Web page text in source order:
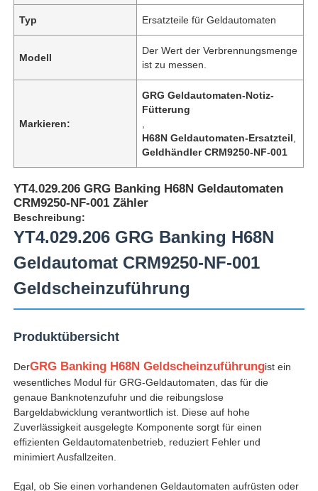
Typ Ersatzteile für Geldautomaten
Modell
Der Wert der Verbrennungsmenge
ist zu messen.
Markieren:
GRG Geldautomaten-Notiz-
Fütterung
H68N Geldautomaten-Ersatzteil
Geldhändler CRM9250-NF-001
YT4.029.206 GRG Banking H68N Geldautomaten
CRM9250-NF-001 Zähler
Beschreibung:
YT4.029.206 GRG Banking H68N
Geldautomat CRM9250-NF-001
Geldscheinzuführung
Produktübersicht
DerGRG Banking H68N Geldscheinzuführungist ein
wesentliches Modul für GRG-Geldautomaten, das für die
genaue Banknotenzufuhr und die reibungslose
Bargeldabwicklung verantwortlich ist. Diese auf hohe
Zuverlässigkeit ausgelegte Komponente sorgt für einen
effizienten Geldautomatenbetrieb, reduziert Fehler und
minimiert Ausfallzeiten.
Egal, ob Sie einen vorhandenen Geldautomaten aufrüsten oder